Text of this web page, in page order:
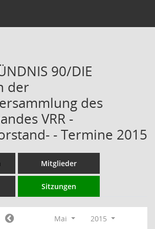
90/DIE
der
des
VRR -
- Termine 2015
Mitglieder
Sitzungen
Mai
2015